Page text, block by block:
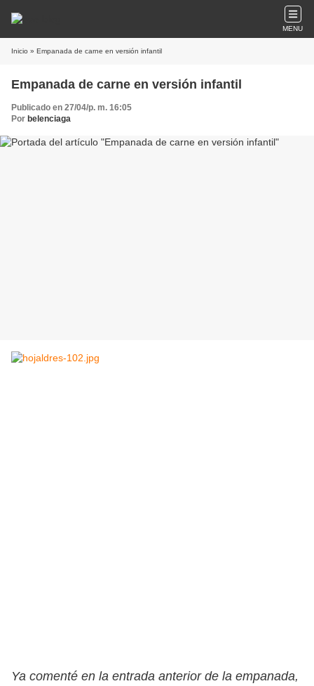
MENU
Inicio » Empanada de carne en versión infantil
Empanada de carne en versión infantil
Publicado en 27/04/p. m. 16:05
Por belenciaga
Ya comenté en la entrada anterior de la empanada,